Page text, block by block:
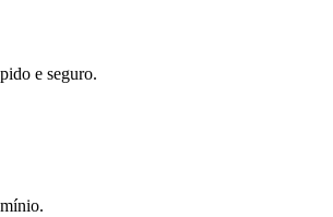
e seguro.